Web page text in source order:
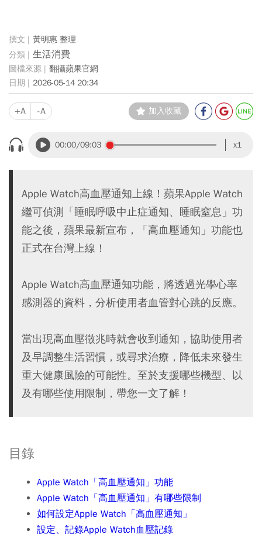
黃明惠 整理
生活消費
翻攝蘋果官網
2026-05-14 20:34
+A -A 加入收藏
00:00/09:03 x1
Apple Watch高血壓通知上線！蘋果Apple Watch
繼可偵測「睡眠呼吸中止症通知、睡眠窒息」功
能之後，蘋果最新宣布，「高血壓通知」功能也
正式在台灣上線！
Apple Watch高血壓通知功能，將透過光學心率
感測器的資料，分析使用者血管對心跳的反應。
當出現高血壓徵兆時就會收到通知，協助使用者
及早調整生活習慣，或尋求治療，降低未來發生
重大健康風險的可能性。至於支援哪些機型、以
及有哪些使用限制，帶您一文了解！
目錄
Apple Watch「高血壓通知」功能
Apple Watch「高血壓通知」有哪些限制
如何設定Apple Watch「高血壓通知」
設定、記錄Apple Watch血壓記錄